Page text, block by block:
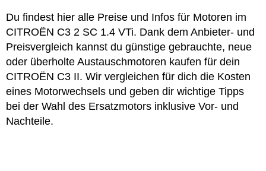
Du findest hier alle Preise und Infos für Motoren im
CITROËN C3 2 SC 1.4 VTi. Dank dem Anbieter- und
Preisvergleich kannst du günstige gebrauchte, neue
oder überholte Austauschmotoren kaufen für dein
CITROËN C3 II. Wir vergleichen für dich die Kosten
eines Motorwechsels und geben dir wichtige Tipps
bei der Wahl des Ersatzmotors inklusive Vor- und
Nachteile.